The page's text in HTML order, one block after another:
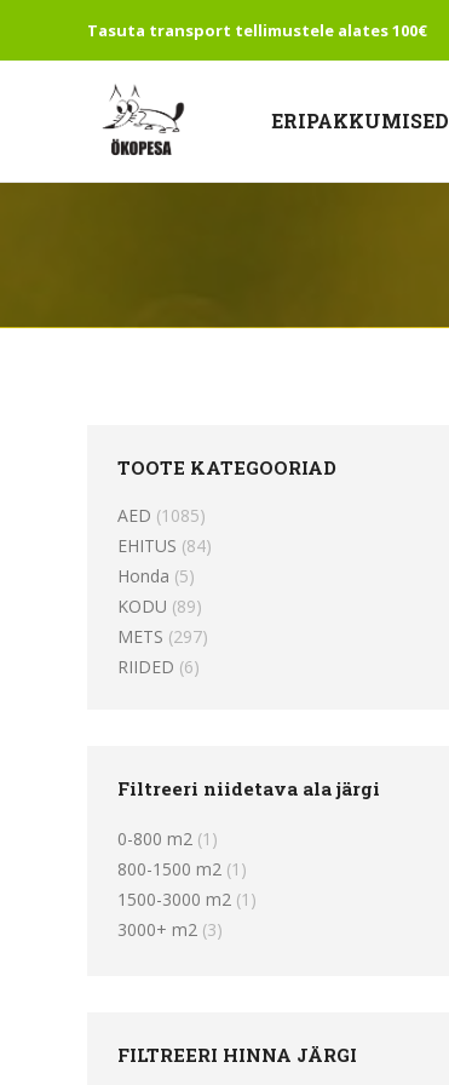
Tasuta transport tellimustele alates 100€
ERIPAKKUMISED
TOOTE KATEGOORIAD
AED (1085)
EHITUS (84)
Honda (5)
KODU (89)
METS (297)
RIIDED (6)
Filtreeri niidetava ala järgi
0-800 m2 (1)
800-1500 m2 (1)
1500-3000 m2 (1)
3000+ m2 (3)
FILTREERI HINNA JÄRGI